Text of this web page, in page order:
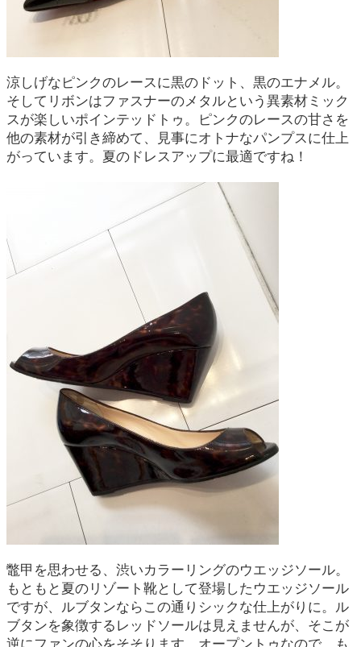
涼しげなピンクのレースに黒のドット、黒のエナメル。
そしてリボンはファスナーのメタルという異素材ミック
スが楽しいポインテッドトゥ。ピンクのレースの甘さを
他の素材が引き締めて、見事にオトナなパンプスに仕上
がっています。夏のドレスアップに最適ですね！
鼈甲を思わせる、渋いカラーリングのウエッジソール。
もともと夏のリゾート靴として登場したウエッジソール
ですが、ルブタンならこの通りシックな仕上がりに。ル
ブタンを象徴するレッドソールは見えませんが、そこが
逆にファンの心をそそります。オープントゥなので、も